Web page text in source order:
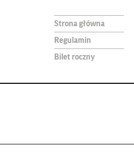
Strona główna
Regulamin
Bilet roczny